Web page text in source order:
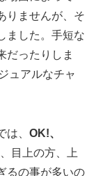
りませんが、そ
ました。手短な
だったりしま
ュアルなチャ
、 OK!、
目上の方、上
るの事が多いの